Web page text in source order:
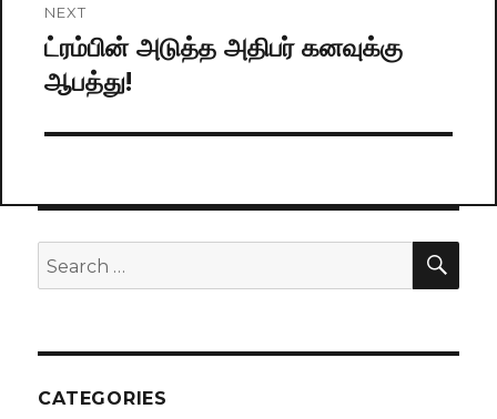
NEXT
Next
post:
ட்ரம்பின் அடுத்த அதிபர் கனவுக்கு
ஆபத்து!
Search
for:
CATEGORIES